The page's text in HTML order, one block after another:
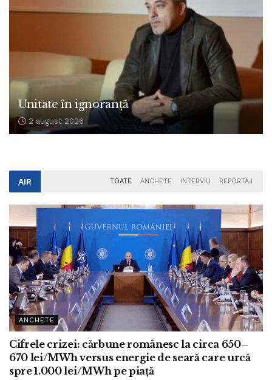
Unitate în ignoranță
2 august 2026
AIR TOATE ANCHETE INTERVIU REPORTAJ
ANCHETE
Cifrele crizei: cărbune românesc la circa 650–
670 lei/MWh versus energie de seară care urcă
spre 1.000 lei/MWh pe piață